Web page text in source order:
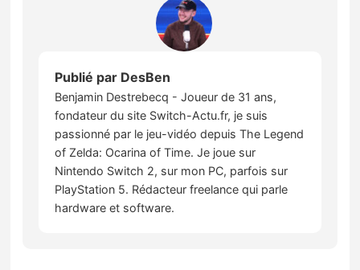
Publié par DesBen
Benjamin Destrebecq - Joueur de 31 ans,
fondateur du site Switch-Actu.fr, je suis
passionné par le jeu-vidéo depuis The Legend
of Zelda: Ocarina of Time. Je joue sur
Nintendo Switch 2, sur mon PC, parfois sur
PlayStation 5. Rédacteur freelance qui parle
hardware et software.